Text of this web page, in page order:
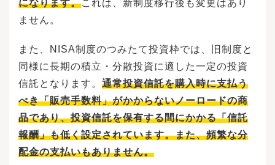
になります。これは、新制度移行後も変更はあり
ません。
また、NISA制度のつみたて投資枠では、旧制度と
同様に長期の積立・分散投資に適した一定の投資
信託となります。 通常投資信託を購入時に支払う
べき「販売手数料」がかからないノーロードの商
品であり、投資信託を保有する間にかかる「信託
報酬」も低く設定されています。また、頻繁な分
配金の支払いもありません。